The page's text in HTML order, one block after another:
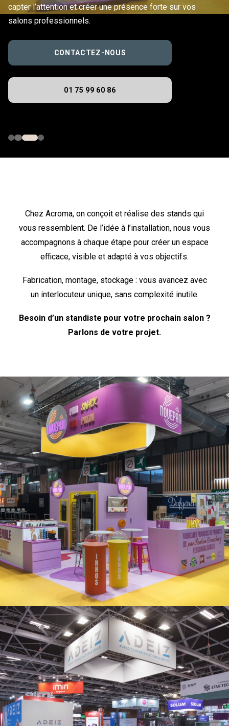
capter l’attention et créer une présence forte sur vos
salons professionnels.
CONTACTEZ-NOUS
01 75 99 60 86
Chez Acroma, on conçoit et réalise des stands qui
vous ressemblent. De l’idée à l’installation, nous vous
accompagnons à chaque étape pour créer un espace
efficace, visible et adapté à vos objectifs.
Fabrication, montage, stockage : vous avancez avec
un interlocuteur unique, sans complexité inutile.
Besoin d’un standiste pour votre prochain salon ?
Parlons de votre projet.